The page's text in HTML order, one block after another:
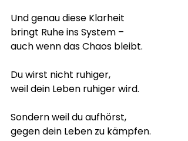
Und genau diese Klarheit
bringt Ruhe ins System –
auch wenn das Chaos bleibt.
Du wirst nicht ruhiger,
weil dein Leben ruhiger wird.
Sondern weil du aufhörst,
gegen dein Leben zu kämpfen.